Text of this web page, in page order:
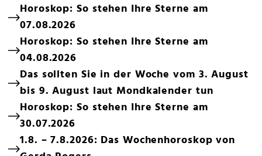
Horoskop: So stehen Ihre Sterne am
07.08.2026
Horoskop: So stehen Ihre Sterne am
04.08.2026
Das sollten Sie in der Woche vom 3. August
bis 9. August laut Mondkalender tun
Horoskop: So stehen Ihre Sterne am
30.07.2026
1.8. – 7.8.2026: Das Wochenhoroskop von